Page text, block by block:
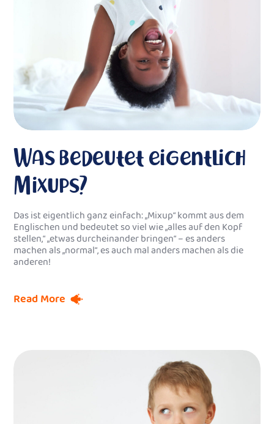
Was bedeutet eigentlich
Mixups?
Das ist eigentlich ganz einfach: „Mixup“ kommt aus dem
Englischen und bedeutet so viel wie „alles auf den Kopf
stellen,“ „etwas durcheinander bringen“ – es anders
machen als „normal“, es auch mal anders machen als die
anderen!
Read More